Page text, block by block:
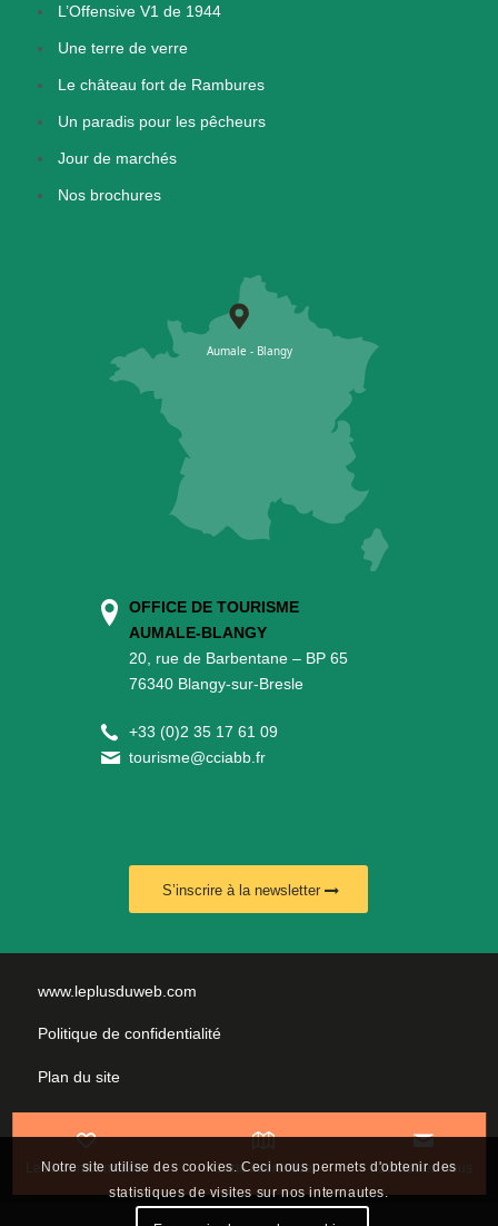
Les incontournables Carte interactive Contactez-nous
L’Offensive V1 de 1944
Une terre de verre
Le château fort de Rambures
Un paradis pour les pêcheurs
Jour de marchés
Nos brochures
OFFICE DE TOURISME
AUMALE-BLANGY
20, rue de Barbentane – BP 65
76340 Blangy-sur-Bresle
+33 (0)2 35 17 61 09
tourisme@cciabb.fr
S’inscrire à la newsletter
www.leplusduweb.com
Politique de confidentialité
Plan du site
Nous contacter
Notre site utilise des cookies. Ceci nous permets d'obtenir des
statistiques de visites sur nos internautes.